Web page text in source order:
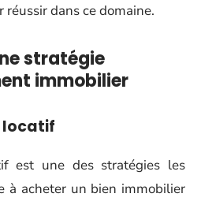
dans ce domaine.
stratégie
immobilier
locatif
est une des stratégies les
à acheter un bien immobilier